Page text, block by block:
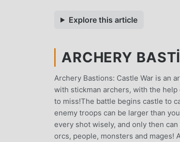
Explore this article
ARCHERY
Archery Bastions: Castle War is an
with stickman archers, with the
to miss!The battle begins castle to
enemy troops can be larger than
every shot wisely, and only then
orcs, people, monsters and mages!